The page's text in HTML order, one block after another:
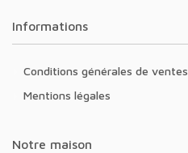
Informations
Conditions générales de ventes
Mentions légales
Notre maison